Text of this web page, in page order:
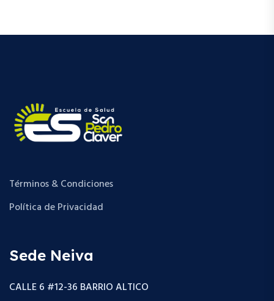
Términos & Condiciones
Política de Privacidad
Sede Neiva
CALLE 6 #12-36 BARRIO ALTICO